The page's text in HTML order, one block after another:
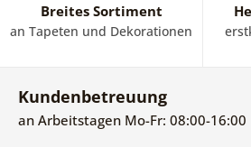
Breites Sortiment
an Tapeten und Dekorationen
Kundenbetreuung
an Arbeitstagen Mo-Fr: 08:00-16:00